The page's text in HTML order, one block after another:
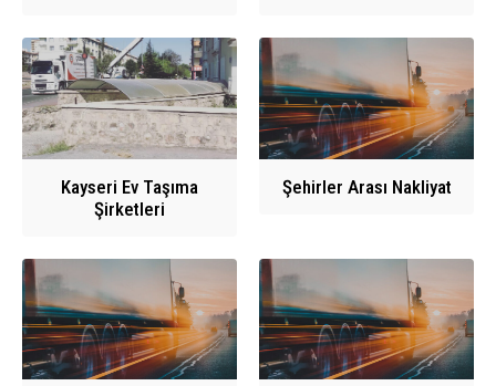
Kayseri Ev Taşıma
Şirketleri
Şehirler Arası Nakliyat